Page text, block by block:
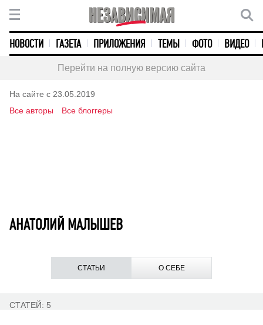
НОВОСТИ ГАЗЕТА ПРИЛОЖЕНИЯ ТЕМЫ ФОТО ВИДЕО
Перейти на полную версию сайта
На сайте с 23.05.2019
Все авторы
Все блоггеры
АНАТОЛИЙ МАЛЫШЕВ
СТАТЬИ О СЕБЕ
СТАТЕЙ: 5